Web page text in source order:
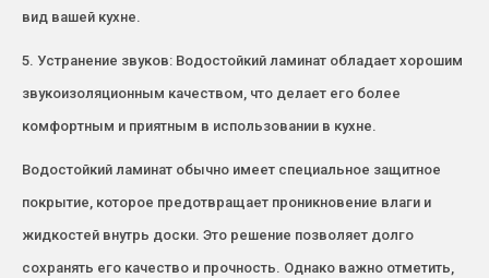
вид вашей кухне.
5. Устранение звуков: Водостойкий ламинат обладает хорошим
звукоизоляционным качеством, что делает его более
комфортным и приятным в использовании в кухне.
Водостойкий ламинат обычно имеет специальное защитное
покрытие, которое предотвращает проникновение влаги и
жидкостей внутрь доски. Это решение позволяет долго
сохранять его качество и прочность. Однако важно отметить,